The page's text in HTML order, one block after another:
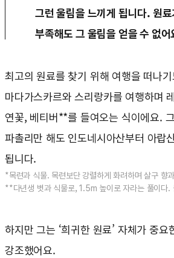
그런 울림을 느끼게 됩니다. 원
부족해도 그 울림을 얻을 수 없
최고의 원료를 찾기 위해 여행을 떠나
마다가스카르와 스리랑카를 여행하며
연꽃, 베티버**를 들여오는 식이에요.
파촐리만 해도 인도네시아산부터 아랍
됩니다.
*목련과 식물. 목련보단 강렬하게 화려하며 살구 향
**다년생 볏과 식물로, 1.5m 높이로 자라는 풀이다.
하지만 그는 ‘희귀한 원료’ 자체가 중요
강조했어요.